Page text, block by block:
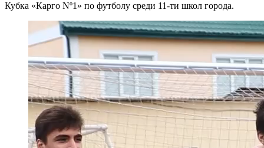
Кубка «Карго Nº1» по футболу среди 11-ти школ города.